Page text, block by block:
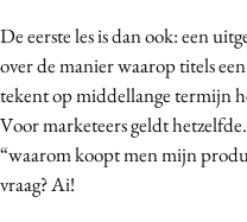
PR
Programmatic
Purpose Marketing
Reputatie & crisis
De eerste les is dan ook: een
over de manier waarop titels
tekent op middellange termijn
Voor marketeers geldt
“waarom koopt men mijn
vraag? Ai!